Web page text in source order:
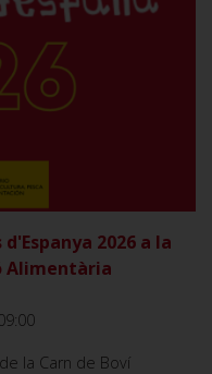
2026 a la
Alimentària
la Carn de Boví